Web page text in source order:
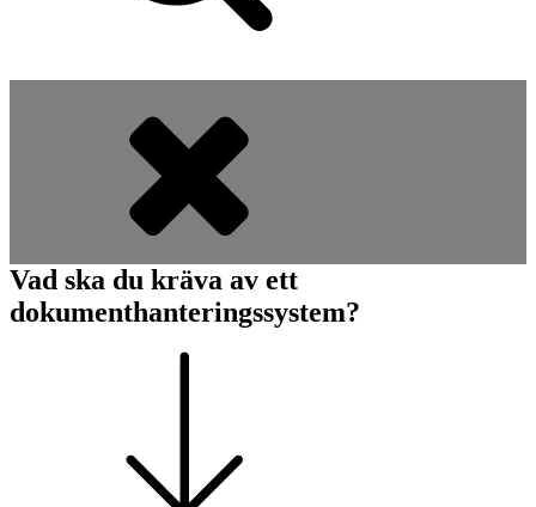
Vad ska du kräva av ett
dokumenthanteringssystem?